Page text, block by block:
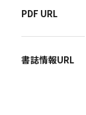
PDF URL
書誌情報URL